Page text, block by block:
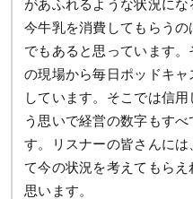
があふれるような状況にな
今牛乳を消費してもらうの
でもあると思っています。
の現場から毎日ポッドキ
しています。そこでは信
う思いで経営の数字もすべ
す。リスナーの皆さんには
て今の状況を考えてもらえ
思います。